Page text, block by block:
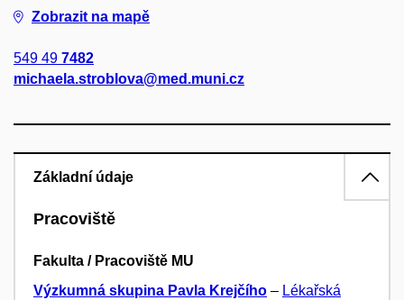
Zobrazit na mapě
549 49 7482
michaela.stroblova@med.muni.cz
Základní údaje
Pracoviště
Fakulta / Pracoviště MU
Výzkumná skupina Pavla Krejčího – Lékařská